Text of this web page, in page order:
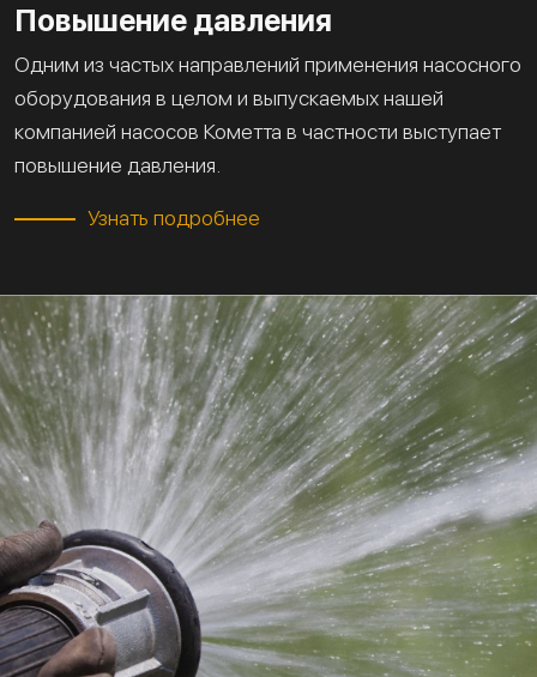
Повышение давления
Одним из частых направлений применения насосного
оборудования в целом и выпускаемых нашей
компанией насосов Кометта в частности выступает
повышение давления.
Узнать подробнее